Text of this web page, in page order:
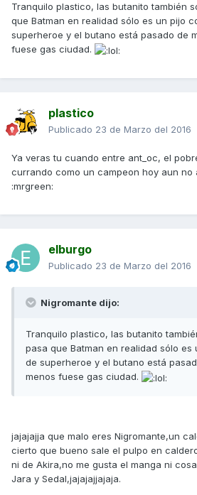
Tranquilo plastico, las butanito también
que Batman en realidad sólo es un pijo
superheroe y el butano está pasado de
fuese gas ciudad.
plastico
Publicado 23 de Marzo del 2016
Ya veras tu cuando entre ant_oc, el
currando como un campeon hoy aun no
:mrgreen:
elburgo
Publicado 23 de Marzo del 2016
Nigromante dijo:
Tranquilo plastico, las butanito
pasa que Batman en realidad sólo es
de superheroe y el butano está
menos fuese gas ciudad.
jajajajja que malo eres Nigromante,un
cierto que bueno sale el pulpo en
ni de Akira,no me gusta el manga ni
Jara y Sedal,jajajajjajaja.